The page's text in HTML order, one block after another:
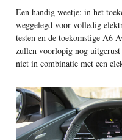
Een handig weetje: in het
weggelegd voor volledig
testen en de toekomstige A6
zullen voorlopig nog
niet in combinatie met een